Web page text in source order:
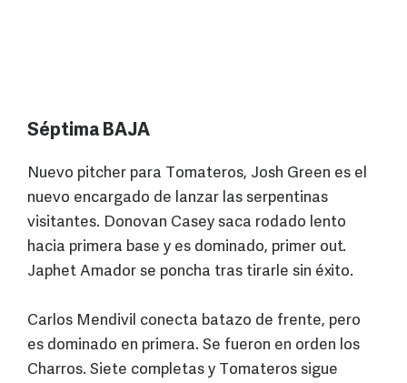
Séptima BAJA
Nuevo pitcher para Tomateros, Josh Green es el
nuevo encargado de lanzar las serpentinas
visitantes. Donovan Casey saca rodado lento
hacia primera base y es dominado, primer out.
Japhet Amador se poncha tras tirarle sin éxito.
Carlos Mendivil conecta batazo de frente, pero
es dominado en primera. Se fueron en orden los
Charros. Siete completas y Tomateros sigue